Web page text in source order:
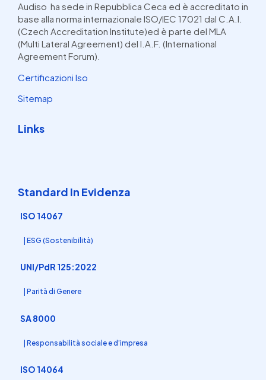
Audiso ha sede in Repubblica Ceca ed è accreditato in
base alla norma internazionale ISO/IEC 17021 dal C.A.I.
(Czech Accreditation Institute)ed è parte del MLA
(Multi Lateral Agreement) del I.A.F. (International
Agreement Forum).
Certificazioni Iso
Sitemap
Links
Standard In Evidenza
ISO 14067
| ESG (Sostenibilità)
UNI/PdR 125:2022
| Parità di Genere
SA 8000
| Responsabilità sociale e d’impresa
ISO 14064